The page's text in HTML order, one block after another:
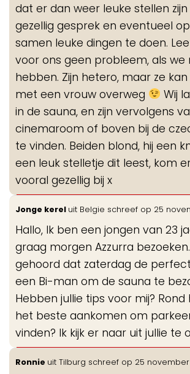
dat er dan weer leuke stellen zijn
gezellig gesprek en eventueel
samen leuke dingen te doen.
voor ons geen probleem, als we
hebben. Zijn hetero, maar ze
met een vrouw overweg
Wij
in de sauna, en zijn vervolgens
cinemaroom of boven bij de
te vinden. Beiden blond, hij een
een leuk stelletje dit leest, kom
vooral gezellig bij x
Jonge kerel uit Belgie schreef op 25
Hallo, Ik ben een jongen van 23
graag morgen Azzurra
gehoord dat zaterdag de
een Bi-man om de sauna te
Hebben jullie tips voor mij?
het beste aankomen om
vinden? Ik kijk er naar uit jullie te
Ronnie uit Tilburg schreef op 25